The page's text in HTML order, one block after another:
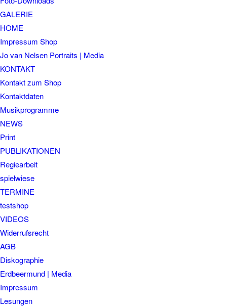
GALERIE
HOME
Impressum Shop
Jo van Nelsen Portraits | Media
KONTAKT
Kontakt zum Shop
Kontaktdaten
Musikprogramme
NEWS
Print
PUBLIKATIONEN
Regiearbeit
spielwiese
TERMINE
testshop
VIDEOS
Widerrufsrecht
AGB
Diskographie
Erdbeermund | Media
Impressum
Lesungen